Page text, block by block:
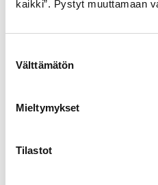
kaikki”. Pystyt muuttamaan
Välttämätön
Mieltymykset
Tilastot
SCHWALBE